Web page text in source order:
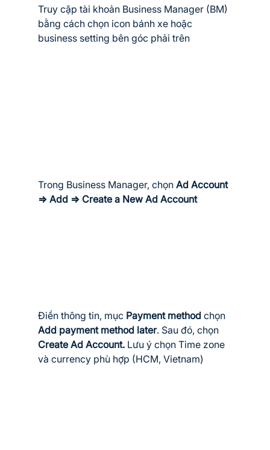
Truy cập tài khoản Business Manager (BM)
bằng cách chọn icon bánh xe hoặc
business setting bên góc phải trên
Trong Business Manager, chọn Ad Account
=> Add => Create a New Ad Account
Điền thông tin, mục Payment method chọn
Add payment method later. Sau đó, chọn
Create Ad Account. Lưu ý chọn Time zone
và currency phù hợp (HCM, Vietnam)